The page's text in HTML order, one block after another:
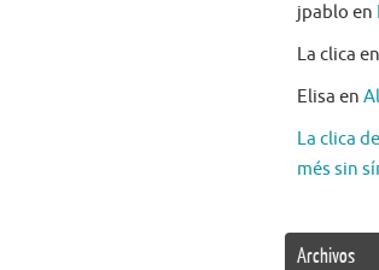
jpablo en
La clica en
Elisa en
La clica
més sin
Archivos